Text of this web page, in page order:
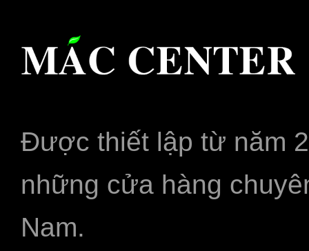
Được thiết lập từ năm
những cửa hàng
Nam.